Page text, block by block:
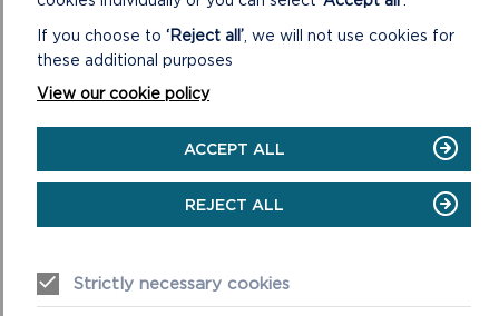
Cadwch eich ci dan reolaeth dynn
groesi tir amaethyddol
Ewch â'ch sbwriel adref gyda chi
If you choose to ‘Reject all’ , we will not use cookies for
these additional purposes
View our cookie policy
ACCEPT ALL
REJECT ALL
Strictly necessary cookies